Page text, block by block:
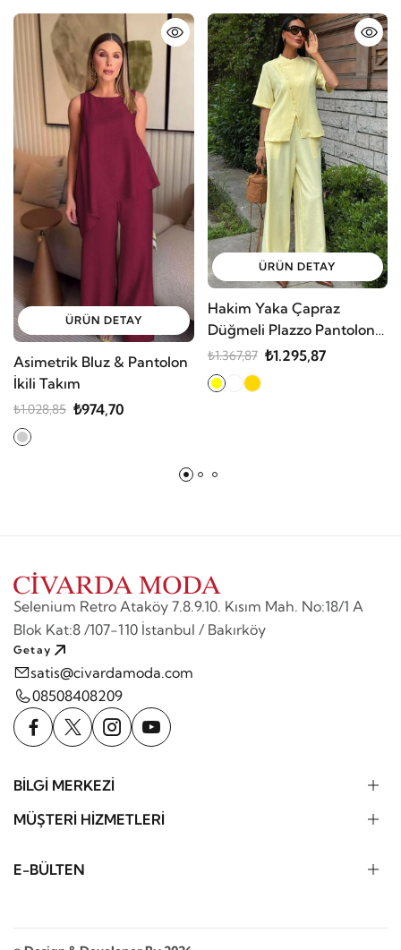
ÜRÜN DETAY
Asimetrik Bluz & Pantolon
İkili Takım
₺1.028,85 ₺974,70
ÜRÜN DETAY
Hakim Yaka Çapraz
Düğmeli Plazzo Pantolon
Viscon Keten Takım
₺1.367,87 ₺1.295,87
Selenium Retro Ataköy 7.8.9.10. Kısım Mah. No:18/1 A
Blok Kat:8 /107-110 İstanbul / Bakırköy
Getay
satis@civardamoda.com
08508408209
BİLGİ MERKEZİ
MÜŞTERİ HİZMETLERİ
E-BÜLTEN